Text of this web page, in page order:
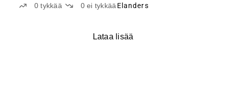
0tykkää 0ei tykkää Elanders
Lataa lisää